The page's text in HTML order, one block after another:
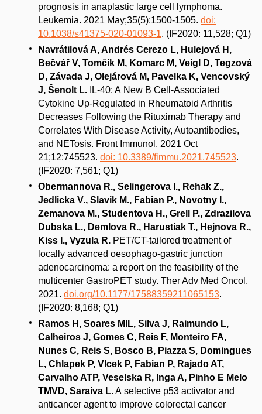
prognosis in anaplastic large cell lymphoma.
Leukemia. 2021 May;35(5):1500-1505. doi:
10.1038/s41375-020-01093-1. (IF2020: 11,528; Q1)
Navrátilová A, Andrés Cerezo L, Hulejová H,
Bečvář V, Tomčík M, Komarc M, Veigl D, Tegzová
D, Závada J, Olejárová M, Pavelka K, Vencovský
J, Šenolt L. IL-40: A New B Cell-Associated
Cytokine Up-Regulated in Rheumatoid Arthritis
Decreases Following the Rituximab Therapy and
Correlates With Disease Activity, Autoantibodies,
and NETosis. Front Immunol. 2021 Oct
21;12:745523. doi: 10.3389/fimmu.2021.745523.
(IF2020: 7,561; Q1)
Obermannova R., Selingerova I., Rehak Z.,
Jedlicka V., Slavik M., Fabian P., Novotny I.,
Zemanova M., Studentova H., Grell P., Zdrazilova
Dubska L., Demlova R., Harustiak T., Hejnova R.,
Kiss I., Vyzula R. PET/CT-tailored treatment of
locally advanced oesophago-gastric junction
adenocarcinoma: a report on the feasibility of the
multicenter GastroPET study. Ther Adv Med Oncol.
2021. doi.org/10.1177/17588359211065153.
(IF2020: 8,168; Q1)
Ramos H, Soares MIL, Silva J, Raimundo L,
Calheiros J, Gomes C, Reis F, Monteiro FA,
Nunes C, Reis S, Bosco B, Piazza S, Domingues
L, Chlapek P, Vlcek P, Fabian P, Rajado AT,
Carvalho ATP, Veselska R, Inga A, Pinho E Melo
TMVD, Saraiva L.A selective p53 activator and
anticancer agent to improve colorectal cancer